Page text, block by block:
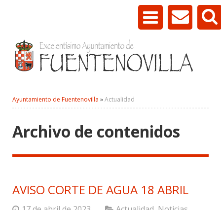
Ayuntamiento de Fuentenovilla »Actualidad
Archivo de contenidos
AVISO CORTE DE AGUA 18 ABRIL